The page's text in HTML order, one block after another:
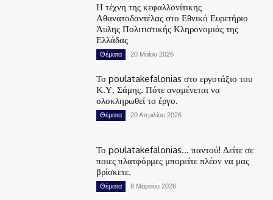
Η τέχνη της κεφαλλονίτικης
Αθανατοδαντέλας στο Εθνικό Ευρετήριο
Άυλης Πολιτιστικής Κληρονομιάς της
Ελλάδας
Θέματα 20 Μαΐου 2026
Το poulatakefalonias στο εργοτάξιο του
Κ.Υ. Σάμης. Πότε αναμένεται να
ολοκληρωθεί το έργο.
Θέματα 20 Απριλίου 2026
Το poulatakefalonias… παντού! Δείτε σε
ποιες πλατφόρμες μπορείτε πλέον να μας
βρίσκετε.
Θέματα 8 Μαρτίου 2026